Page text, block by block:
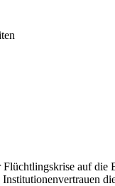
auf